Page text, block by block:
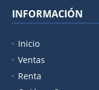
INFORMACIÓN
Inicio
Ventas
Renta